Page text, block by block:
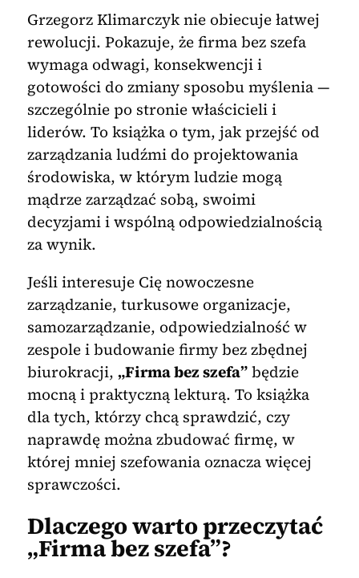
Grzegorz Klimarczyk nie obiecuje łatwej
rewolucji. Pokazuje, że firma bez szefa
wymaga odwagi, konsekwencji i
gotowości do zmiany sposobu myślenia —
szczególnie po stronie właścicieli i
liderów. To książka o tym, jak przejść od
zarządzania ludźmi do projektowania
środowiska, w którym ludzie mogą
mądrze zarządzać sobą, swoimi
decyzjami i wspólną odpowiedzialnością
za wynik.
Jeśli interesuje Cię nowoczesne
zarządzanie, turkusowe organizacje,
samozarządzanie, odpowiedzialność w
zespole i budowanie firmy bez zbędnej
biurokracji, „Firma bez szefa”będzie
mocną i praktyczną lekturą. To książka
dla tych, którzy chcą sprawdzić, czy
naprawdę można zbudować firmę, w
której mniej szefowania oznacza więcej
sprawczości.
Dlaczego warto przeczytać
„Firma bez szefa”?